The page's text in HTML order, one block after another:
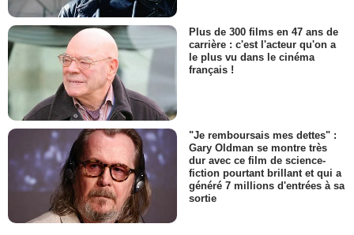
Plus de 300 films en 47 ans de
carrière : c'est l'acteur qu'on a
le plus vu dans le cinéma
français !
"Je remboursais mes dettes" :
Gary Oldman se montre très
dur avec ce film de science-
fiction pourtant brillant et qui a
généré 7 millions d'entrées à sa
sortie